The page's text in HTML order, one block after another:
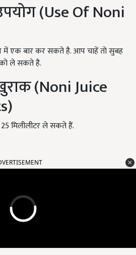
(Use Of Noni
में एक बार कर सकते है. आप चाहें तो सुबह
ले सकते है.
(Noni Juice
मिलीलीटर ले सकते हैं.